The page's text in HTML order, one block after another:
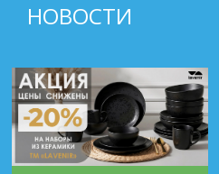
НОВОСТИ